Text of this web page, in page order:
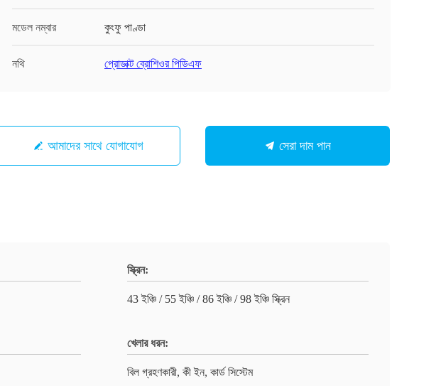
মডেল নম্বার কুংফু পাণ্ডা
নথি প্রোডাক্ট ব্রোশিওর পিডিএফ
আমাদের সাথে যোগাযোগ সেরা দাম পান
স্ক্রিন:
43 ইঞ্চি / 55 ইঞ্চি / 86 ইঞ্চি / 98 ইঞ্চি স্ক্রিন
খেলার ধরন:
বিল গ্রহণকারী, কী ইন, কার্ড সিস্টেম